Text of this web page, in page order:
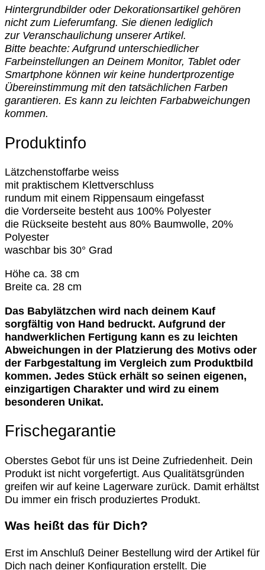
Hintergrundbilder oder Dekorationsartikel gehören
nicht zum Lieferumfang. Sie dienen lediglich
zur Veranschaulichung unserer Artikel.
Bitte beachte: Aufgrund unterschiedlicher
Farbeinstellungen an Deinem Monitor, Tablet oder
Smartphone können wir keine hundertprozentige
Übereinstimmung mit den tatsächlichen Farben
garantieren. Es kann zu leichten Farbabweichungen
kommen.
Produktinfo
Lätzchenstoffarbe weiss
mit praktischem Klettverschluss
rundum mit einem Rippensaum eingefasst
die Vorderseite besteht aus 100% Polyester
die Rückseite besteht aus 80% Baumwolle, 20%
Polyester
waschbar bis 30° Grad
Höhe ca. 38 cm
Breite ca. 28 cm
Das Babylätzchen wird nach deinem Kauf
sorgfältig von Hand bedruckt. Aufgrund der
handwerklichen Fertigung kann es zu leichten
Abweichungen in der Platzierung des Motivs oder
der Farbgestaltung im Vergleich zum Produktbild
kommen. Jedes Stück erhält so seinen eigenen,
einzigartigen Charakter und wird zu einem
besonderen Unikat.
Frischegarantie
Oberstes Gebot für uns ist Deine Zufriedenheit. Dein
Produkt ist nicht vorgefertigt. Aus Qualitätsgründen
greifen wir auf keine Lagerware zurück. Damit erhältst
Du immer ein frisch produziertes Produkt.
Was heißt das für Dich?
Erst im Anschluß Deiner Bestellung wird der Artikel für
Dich nach deiner Konfiguration erstellt. Die